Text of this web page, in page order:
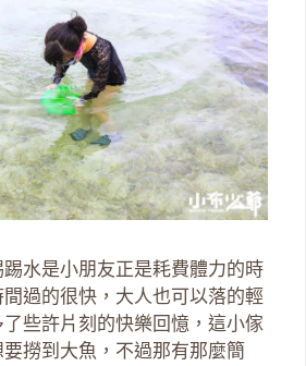
水是小朋友正是耗費體力的時
過的很快，大人也可以落的輕
些許片刻的快樂回憶，這小傢
撈到大魚，不過那有那麼簡